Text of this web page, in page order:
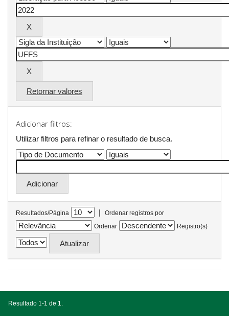
Retornar valores
Adicionar filtros:
Utilizar filtros para refinar o resultado de busca.
Resultados/Página |
Ordenar registros por
Ordenar
Registro(s)
Resultado 1-1 de 1.